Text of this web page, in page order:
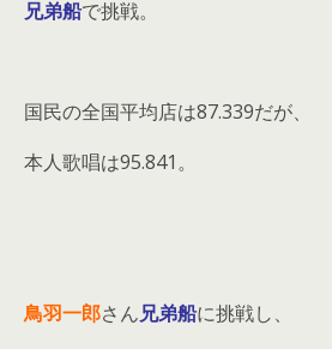
兄弟船で挑戦。
国民の全国平均店は87.339だが、
本人歌唱は95.841。
鳥羽一郎さん兄弟船に挑戦し、